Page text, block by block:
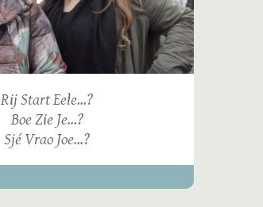
Rij Start Eele...?
Boe Zie Je...?
Sjé Vrao Joe...?